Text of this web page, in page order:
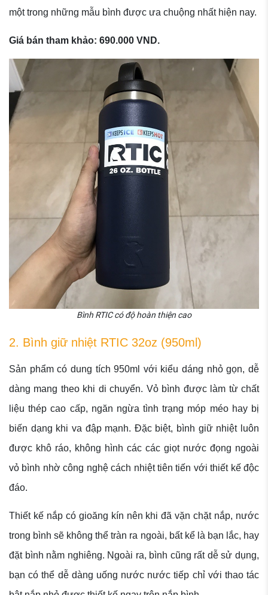
một trong những mẫu bình được ưa chuộng nhất hiện nay.
Giá bán tham khảo: 690.000 VND.
Bình RTIC có độ hoàn thiện cao
2. Bình giữ nhiệt RTIC 32oz (950ml)
Sản phẩm có dung tích 950ml với kiểu dáng nhỏ gọn, dễ
dàng mang theo khi di chuyển. Vỏ bình được làm từ chất
liệu thép cao cấp, ngăn ngừa tình trạng móp méo hay bị
biến dạng khi va đập mạnh. Đặc biệt, bình giữ nhiệt luôn
được khô ráo, không hình các các giọt nước đọng ngoài
vỏ bình nhờ công nghệ cách nhiệt tiên tiến với thiết kế độc
đáo.
Thiết kế nắp có gioăng kín nên khi đã vặn chặt nắp, nước
trong bình sẽ không thể tràn ra ngoài, bất kể là bạn lắc, hay
đặt bình nằm nghiêng. Ngoài ra, bình cũng rất dễ sử dụng,
bạn có thể dễ dàng uống nước nước tiếp chỉ với thao tác